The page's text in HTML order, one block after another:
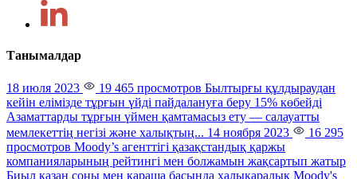
Танымалдар
18 июля 2023 19 465 просмотров Былтырғы құлдыраудан
кейін елімізде тұрғын үйді пайдалануға беру 15% көбейді
Азаматтарды тұрғын үймен қамтамасыз ету — салауатты
мемлекеттің негізі және халықтың... 14 ноября 2023
16 295
просмотров Moody’s агенттігі қазақстандық қаржы
компанияларының рейтингі мен болжамын жақсартып жатыр
Биыл қазан соңы мен қараша басында халықаралық Moody's